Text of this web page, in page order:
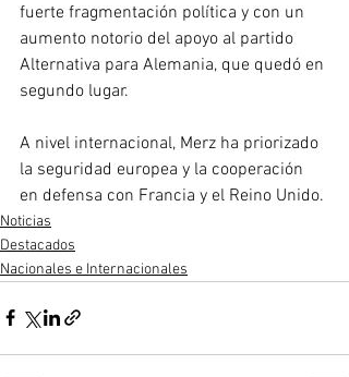
fuerte fragmentación política y con un
aumento notorio del apoyo al partido
Alternativa para Alemania, que quedó en
segundo lugar.
A nivel internacional, Merz ha priorizado
la seguridad europea y la cooperación
en defensa con Francia y el Reino Unido.
Noticias
Destacados
Nacionales e Internacionales